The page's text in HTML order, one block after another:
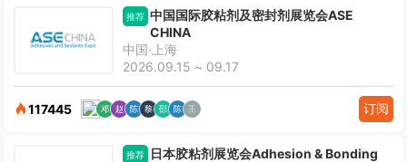
推荐 中国国际胶粘剂及密封剂展览会ASE
CHINA
中国·上海
2026.09.15 ~ 09.17
117445 订阅
推荐
日本胶粘剂展览会Adhesion & Bonding